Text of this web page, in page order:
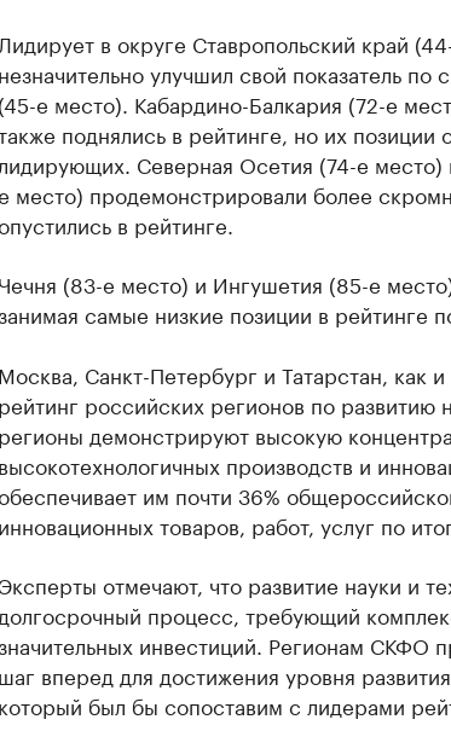
Лидирует в округе Ставропольский край
незначительно улучшил свой показатель
(45-е место). Кабардино-Балкария (72-е
поднялись в рейтинге, но их позиции
лидирующих. Северная Осетия (74-е место)
место) продемонстрировали более
в рейтинге.
Чечня (83-е место) и Ингушетия (85-е
самые низкие позиции в рейтинге
Москва, Санкт-Петербург и Татарстан, как и
рейтинг российских регионов по развитию
регионы демонстрируют высокую
высокотехнологичных производств и
им почти 36%
инновационных товаров, работ, услуг по
отмечают, что развитие науки и
долгосрочный процесс, требующий
инвестиций. Регионам СКФО
шаг вперед для достижения уровня
который был бы сопоставим с лидерами